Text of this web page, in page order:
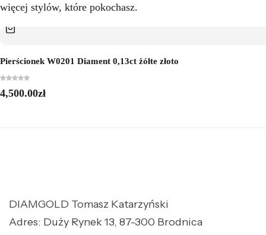
więcej stylów, które pokochasz.
Pierścionek W0201 Diament 0,13ct żółte złoto
4,500.00zł
DIAMGOLD Tomasz Katarzyński
Adres: Duży Rynek 13, 87-300 Brodnica